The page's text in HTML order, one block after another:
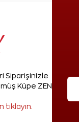
Siparişinizle
Küpe ZEN'den
tıklayın.